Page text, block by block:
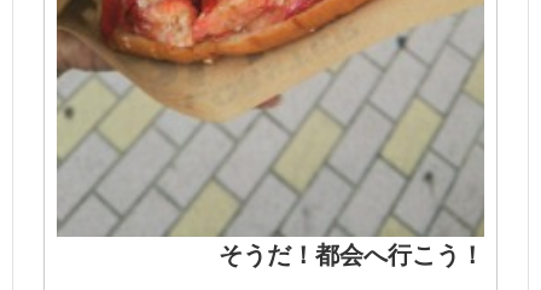
そうだ！都会へ行こう！